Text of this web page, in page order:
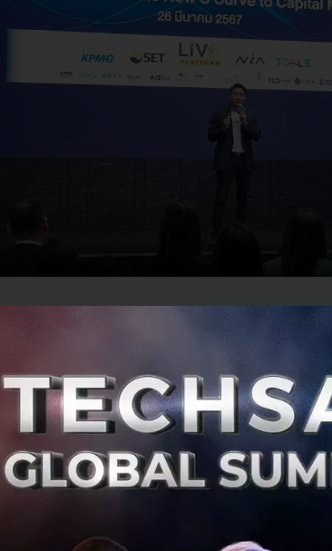
ายใต้กลุ่มตลาดหลักทรัพย์แห่งประเทศไทย เปิด
ศักยภาพของธุรกิจผ่าน LiVE Platform แพลตฟอ
นำ เพื่อพัฒนาธุรกิจให้พร้อม และเติบโตต่อการเข้
ดา หาญชัยสุขสกุล รองผู้อำนวยการศูนย์ความเป็
TCELS เปิดเผยให้ทราบเพิ่มเติมว่า Life
องมนุษย์ และเป็นอุตสาหกรรมที่ขับเคลื่อนโดย